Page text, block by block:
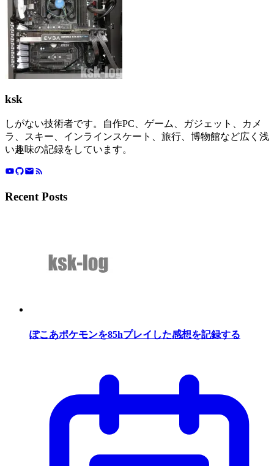
ksk
しがない技術者です。自作PC、ゲーム、ガジェット、カメ
ラ、スキー、インラインスケート、旅行、博物館など広く浅
い趣味の記録をしています。
Recent Posts
ぽこあポケモンを85hプレイした感想を記録する